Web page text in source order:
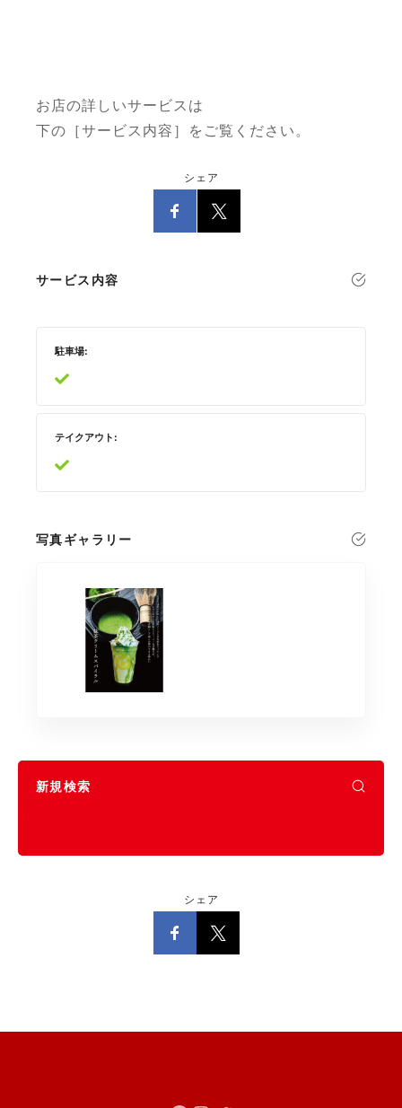
お店の詳しいサービスは
下の［サービス内容］をご覧ください。
シェア
サービス内容
駐車場
テイクアウト
写真ギャラリー
新規検索
シェア